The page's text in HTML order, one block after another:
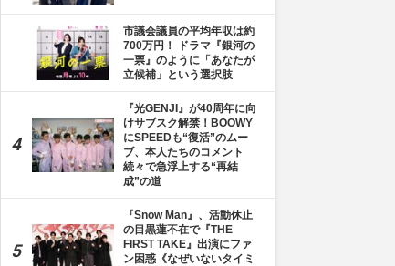
市議会議員の平均年収は約
700万円！ ドラマ『銀河の
一票』のように「あなたが
立候補」という選択肢
『光GENJI』が40周年に向
けサブスク解禁！BOOWY
にSPEEDも“復活”のムー
ブ、本人たちのコメント
続々で急浮上する“再結
成”の道
『Snow Man』、活動休止
の目黒蓮不在で『THE
FIRST TAKE』出演にファ
ン困惑《なぜいないタイミ